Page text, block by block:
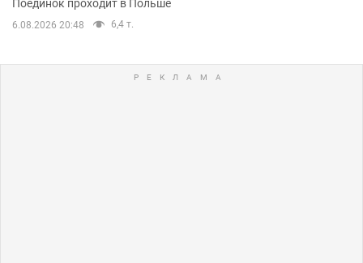
Поединок проходит в Польше
6.08.2026 20:48 6,4 т.